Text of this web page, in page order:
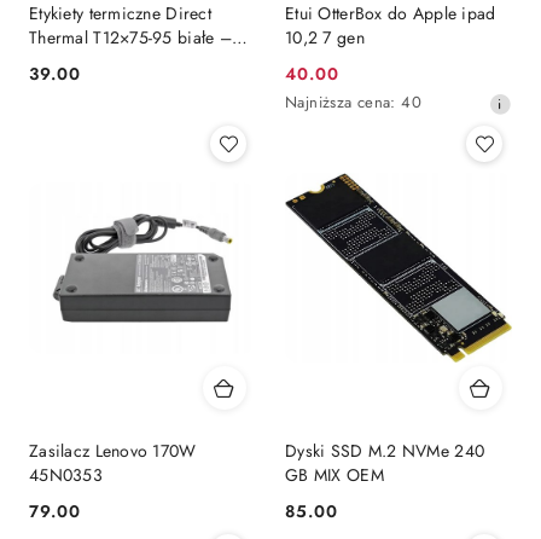
Etykiety termiczne Direct
Thermal T12×75-95 białe –
bez użycia tuszu, rolka
Cena:
39.00
Etui OtterBox do Apple ipad
10,2 7 gen
Cena
promocyjna:
40.00
Najniższa
dni
przed
obniżką
Najniższa cena: 40
Zasilacz Lenovo 170W
45N0353
Cena:
79.00
Dyski SSD M.2 NVMe 240
GB MIX OEM
Cena:
85.00